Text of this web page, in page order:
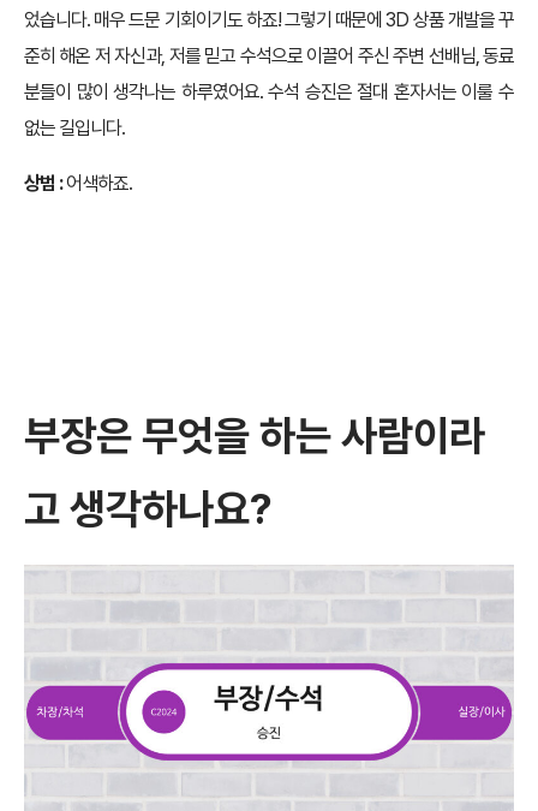
었습니다. 매우 드문 기회이기도 하죠! 그렇기 때문에 3D 상품 개발을 꾸
준히 해온 저 자신과, 저를 믿고 수석으로 이끌어 주신 주변 선배님, 동료
분들이 많이 생각나는 하루였어요. 수석 승진은 절대 혼자서는 이룰 수
없는 길입니다.
상범 :어색하죠.
부장은 무엇을 하는 사람이라
고 생각하나요?